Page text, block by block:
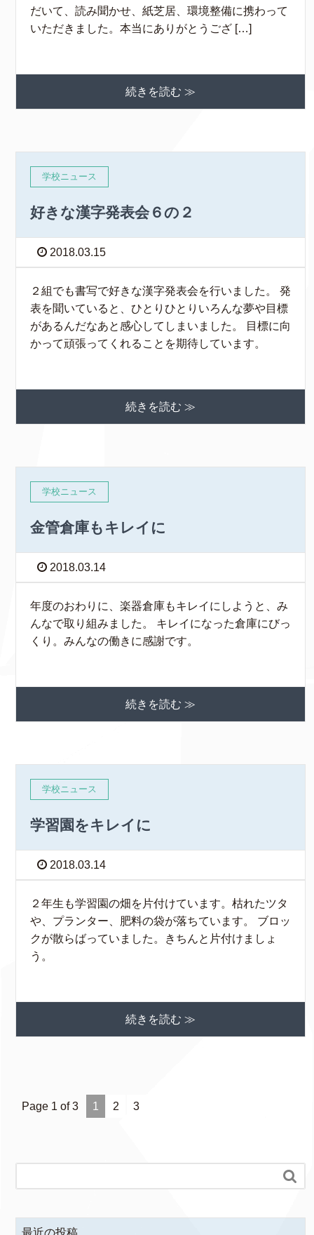
だいて、読み聞かせ、紙芝居、環境整備に携わって
いただきました。本当にありがとうござ […]
続きを読む ≫
学校ニュース
好きな漢字発表会６の２
2018.03.15
２組でも書写で好きな漢字発表会を行いました。 発
表を聞いていると、ひとりひとりいろんな夢や目標
があるんだなあと感心してしまいました。 目標に向
かって頑張ってくれることを期待しています。
続きを読む ≫
学校ニュース
金管倉庫もキレイに
2018.03.14
年度のおわりに、楽器倉庫もキレイにしようと、み
んなで取り組みました。 キレイになった倉庫にびっ
くり。みんなの働きに感謝です。
続きを読む ≫
学校ニュース
学習園をキレイに
2018.03.14
２年生も学習園の畑を片付けています。枯れたツタ
や、プランター、肥料の袋が落ちています。 ブロッ
クが散らばっていました。きちんと片付けましょ
う。
続きを読む ≫
Page 1 of 3 1 2 3

最近の投稿